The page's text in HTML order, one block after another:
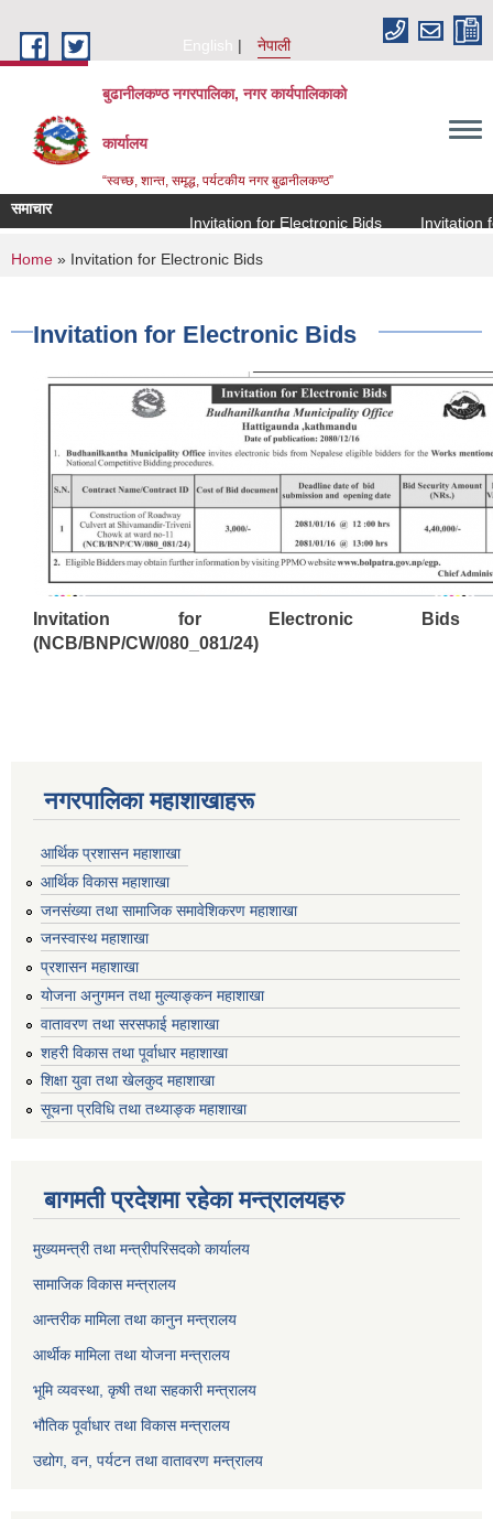
English
नेपाली
बुढानीलकण्ठ नगरपालिका, नगर कार्यपालिकाको
कार्यालय
“स्वच्छ, शान्त, समृद्ध, पर्यटकीय नगर बुढानीलकण्ठ”
समाचार
Invitation for Electronic Bids
Invitation
You are here
Home » Invitation for Electronic Bids
Invitation for Electronic Bids
Invitation for Electronic Bids
(NCB/BNP/CW/080_081/24)
नगरपालिका महाशाखाहरू
आर्थिक प्रशासन महाशाखा
आर्थिक विकास महाशाखा
जनसंख्या तथा सामाजिक समावेशिकरण महाशाखा
जनस्वास्थ महाशाखा
प्रशासन महाशाखा
योजना अनुगमन तथा मुल्याङ्कन महाशाखा
वातावरण तथा सरसफाई महाशाखा
शहरी विकास तथा पूर्वाधार महाशाखा
शिक्षा युवा तथा खेलकुद महाशाखा
सूचना प्रविधि तथा तथ्याङ्क महाशाखा
बागमती प्रदेशमा रहेका मन्त्रालयहरु
मुख्यमन्त्री तथा मन्त्रीपरिसदको कार्यालय
सामाजिक विकास मन्त्रालय
आन्तरीक मामिला तथा कानुन मन्त्रालय
आर्थीक मामिला तथा योजना मन्त्रालय
भूमि व्यवस्था, कृषी तथा सहकारी मन्त्रालय
भौतिक पूर्वाधार तथा विकास मन्त्रालय
उद्योग, वन, पर्यटन तथा वातावरण मन्त्रालय